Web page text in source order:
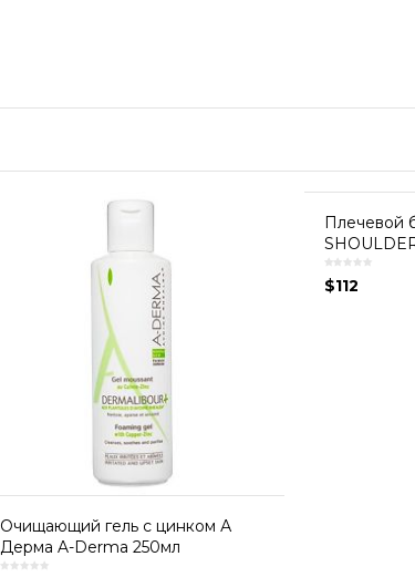
Очищающий гель с цинком А
Дерма A-Derma 250мл
Плечевой
$112